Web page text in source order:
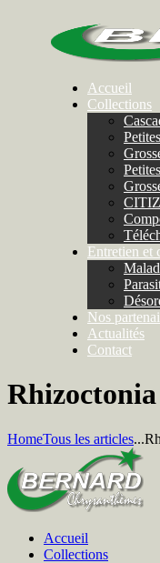
Accueil
Collections
CITIZ
Entretien et
Nos
Actualités
Contact
Rhizoctonia
HomeTous les articles...
Accueil
Collections